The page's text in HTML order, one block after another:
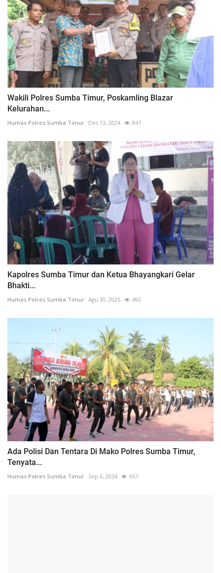
Wakili Polres Sumba Timur, Poskamling Blazar
Kelurahan...
Humas Polres Sumba Timur Des 13, 2024 847
Kapolres Sumba Timur dan Ketua Bhayangkari Gelar
Bhakti...
Humas Polres Sumba Timur Agu 30, 2025 492
Ada Polisi Dan Tentara Di Mako Polres Sumba Timur,
Tenyata...
Humas Polres Sumba Timur Sep 6, 2024 967